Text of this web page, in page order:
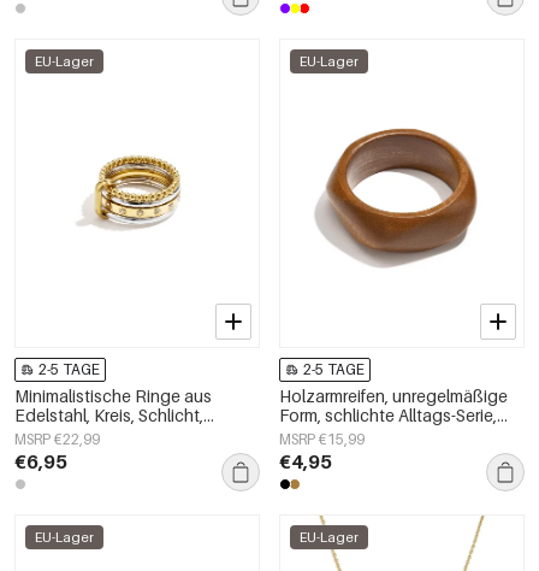
EU-Lager
2-5 TAGE
Minimalistische Ringe aus
Edelstahl, Kreis, Schlicht,
Alltagsschmuck,
Damenschmuck
MSRP €22,99
€6,95
EU-Lager
2-5 TAGE
Holzarmreifen, unregelmäßige
Form, schlichte Alltags-Serie,
Damenschmuck
MSRP €15,99
€4,95
EU-Lager EU-Lager